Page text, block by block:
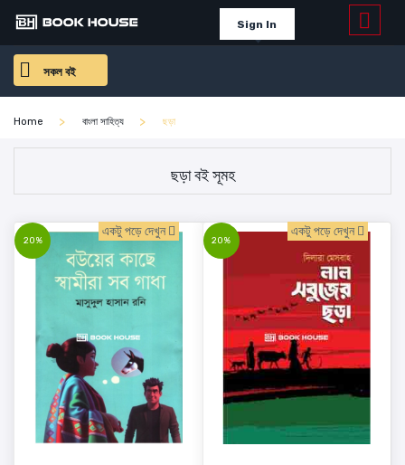
Sign In
সকল বই
Home বাংলা সাহিত্য ছড়া
ছড়া বই সূমহ
20%
একটু পড়ে দেখুন
20%
একটু পড়ে দেখুন